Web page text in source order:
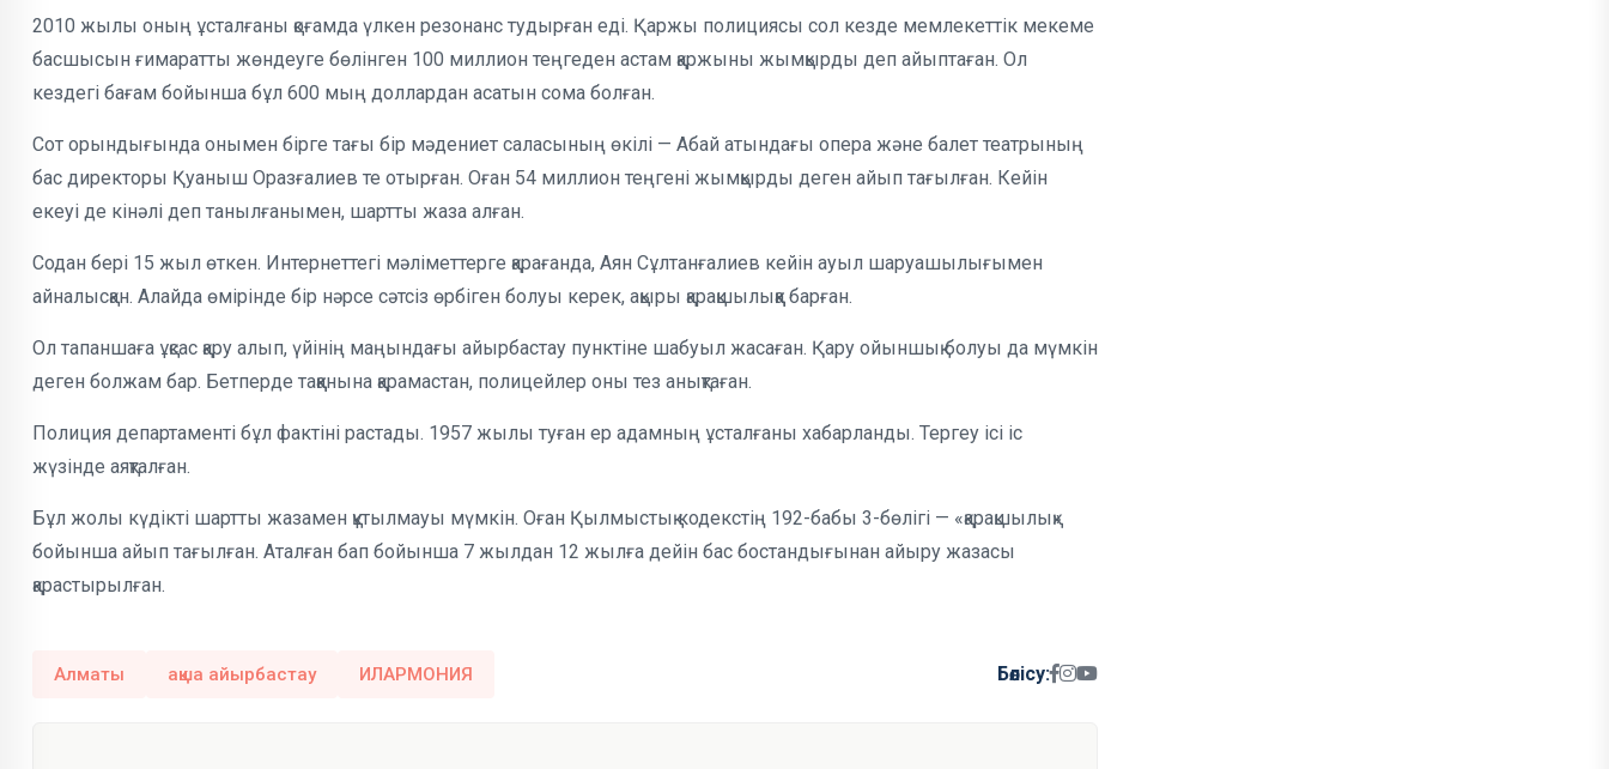
2010 жылы оның ұсталғаны қоғамда үлкен резонанс тудырған еді. Қаржы полициясы сол кезде мемлекеттік мекеме
басшысын ғимаратты жөндеуге бөлінген 100 миллион теңгеден астам қаржыны жымқырды деп айыптаған. Ол
кездегі бағам бойынша бұл 600 мың доллардан асатын сома болған.
Сот орындығында онымен бірге тағы бір мәдениет саласының өкілі — Абай атындағы опера және балет театрының
бас директоры Қуаныш Оразғалиев те отырған. Оған 54 миллион теңгені жымқырды деген айып тағылған. Кейін
екеуі де кінәлі деп танылғанымен, шартты жаза алған.
Содан бері 15 жыл өткен. Интернеттегі мәліметтерге қарағанда, Аян Сұлтанғалиев кейін ауыл шаруашылығымен
айналысқан. Алайда өмірінде бір нәрсе сәтсіз өрбіген болуы керек, ақыры қарақшылыққа барған.
Ол тапаншаға ұқсас қару алып, үйінің маңындағы айырбастау пунктіне шабуыл жасаған. Қару ойыншық болуы да мүмкін
деген болжам бар. Бетперде таққанына қарамастан, полицейлер оны тез анықтаған.
Полиция департаменті бұл фактіні растады. 1957 жылы туған ер адамның ұсталғаны хабарланды. Тергеу ісі іс
жүзінде аяқталған.
Бұл жолы күдікті шартты жазамен құтылмауы мүмкін. Оған Қылмыстық кодекстің 192-бабы 3-бөлігі — «қарақшылық»
бойынша айып тағылған. Аталған бап бойынша 7 жылдан 12 жылға дейін бас бостандығынан айыру жазасы
қарастырылған.
Алматы ақша айырбастау ИЛАРМОНИЯ Бөлісу: